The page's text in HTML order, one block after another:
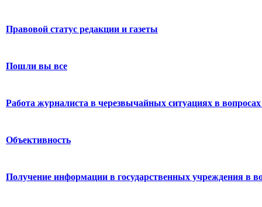
Правовой статус редакции и газеты
Пошли вы все
Работа журналиста в черезвычайных ситуациях в вопросах
Объективность
Получение информации в государственных учреждения в